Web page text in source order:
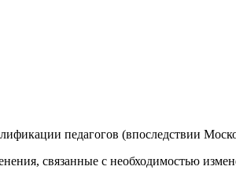
педагогов (впоследствии
связанные с необходимостью